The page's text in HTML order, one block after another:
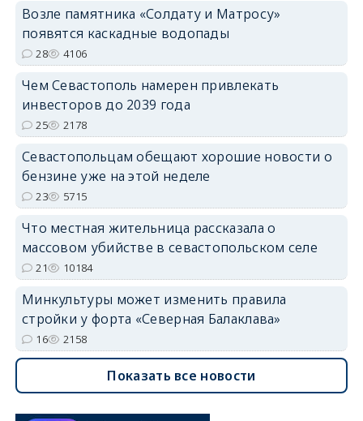
Возле памятника «Солдату и Матросу»
появятся каскадные водопады
28 4106
Чем Севастополь намерен привлекать
инвесторов до 2039 года
25 2178
Севастопольцам обещают хорошие новости о
бензине уже на этой неделе
23 5715
Что местная жительница рассказала о
массовом убийстве в севастопольском селе
21 10184
Минкультуры может изменить правила
стройки у форта «Северная Балаклава»
16 2158
Показать все новости